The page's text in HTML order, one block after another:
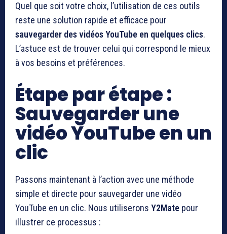
Quel que soit votre choix, l’utilisation de ces outils
reste une solution rapide et efficace pour
sauvegarder des vidéos YouTube en quelques clics.
L’astuce est de trouver celui qui correspond le mieux
à vos besoins et préférences.
Étape par étape :
Sauvegarder une
vidéo YouTube en un
clic
Passons maintenant à l’action avec une méthode
simple et directe pour sauvegarder une vidéo
YouTube en un clic. Nous utiliserons Y2Mate pour
illustrer ce processus :